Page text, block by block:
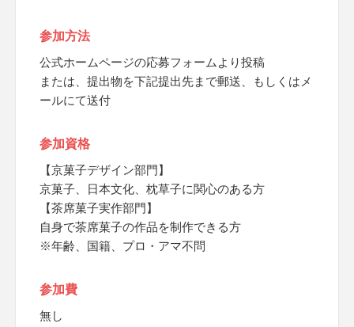
参加方法
公式ホームページの応募フォームより投稿
または、提出物を下記提出先まで郵送、もしくはメ
ールにて送付
参加資格
【京菓子デザイン部門】
京菓子、日本文化、枕草子に関心のある方
【茶席菓子実作部門】
自身で茶席菓子の作品を制作できる方
※年齢、国籍、プロ・アマ不問
参加費
無し